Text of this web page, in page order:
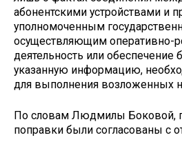
абонентскими устройствами и
уполномоченным
осуществляющим оперативно-
деятельность или обеспечение
указанную информацию,
для выполнения возложенных
По словам Людмилы Боковой,
поправки были согласованы с